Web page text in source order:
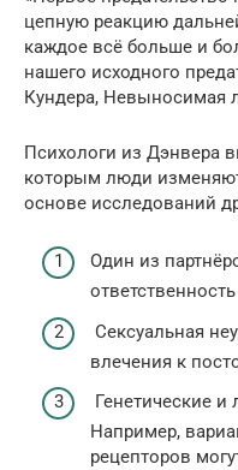
цепную реакцию
каждое всё больше и
нашего исходного
Кундера, Невыносимая
Психологи из Дэнвера
которым люди
основе исследований
Один из
Сексуальная
влечения к
Генетические
Например,
рецепторов